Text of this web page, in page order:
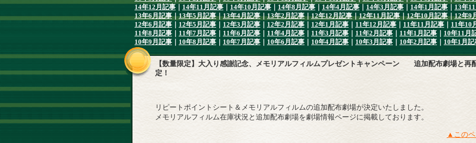
14年12月記事
14年11月記事 14年10月記事 14年8月記事 14年4月記事 14年3月記事 14年1月記事 13年
13年6月記事｜13年5月記事｜13年4月記事｜13年2月記事｜12年12月記事｜12年11月記事｜12年10月記事｜12年9
12年6月記事
12年5月記事 12年3月記事 12年2月記事 12年1月記事 11年12月記事 11年11月記事 11年10
11年8月記事
11年7月記事 11年6月記事 11年4月記事 11年3月記事 11年2月記事 11年1月記事 10年11月
10年9月記事
10年8月記事 10年7月記事 10年6月記事 10年4月記事 10年3月記事 10年2月記事 10年1月記
【数量限定】大入り感謝記念、メモリアルフィルムプレゼントキャンペーン 追加配布劇場と再
定！
リピートポイントシート＆メモリアルフィルムの追加配布劇場が決定いたしました。
メモリアルフィルム在庫状況と追加配布劇場を劇場情報ページに掲載しております。
▲このペ